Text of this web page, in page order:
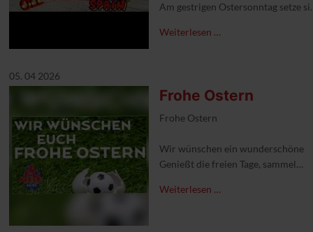
Am gestrigen Ostersonntag setze
#1FCKleve #1fcklevejugend🔵🔴
Weiterlesen …
05. 04 2026
Frohe Ostern
Frohe Ostern
Wir wünschen ein wunderschönes
Genießt die freien Tage, sammelt
#1FCKleve #froheostern
Weiterlesen …